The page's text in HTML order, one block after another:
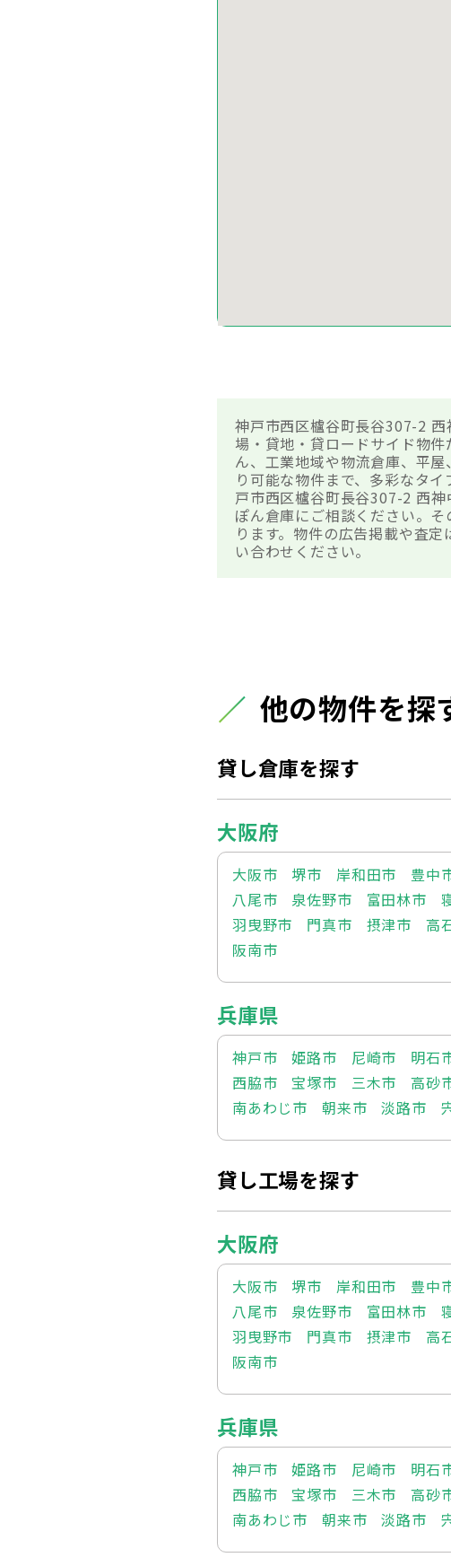
神戸市西区櫨谷町長谷307-2
場・貸地・貸ロードサイド物
ん、工業地域や物流倉庫、平
り可能な物件まで、多彩なタ
戸市西区櫨谷町長谷307-2 西
ぽん倉庫にご相談ください。
ります。物件の広告掲載や査
い合わせください。
他の物件を探
貸し倉庫を探す
大阪府
大阪市 堺市 岸和田市 豊中
八尾市
泉佐野市 富田林市
羽曳野市
門真市 摂津市 高
阪南市
兵庫県
神戸市 姫路市 尼崎市 明石
西脇市
宝塚市 三木市 高砂
南あわじ市
朝来市 淡路市
貸し工場を探す
大阪府
大阪市 堺市 岸和田市 豊中
八尾市
泉佐野市 富田林市
羽曳野市
門真市 摂津市 高
阪南市
兵庫県
神戸市 姫路市 尼崎市 明石
西脇市
宝塚市 三木市 高砂
南あわじ市
朝来市 淡路市